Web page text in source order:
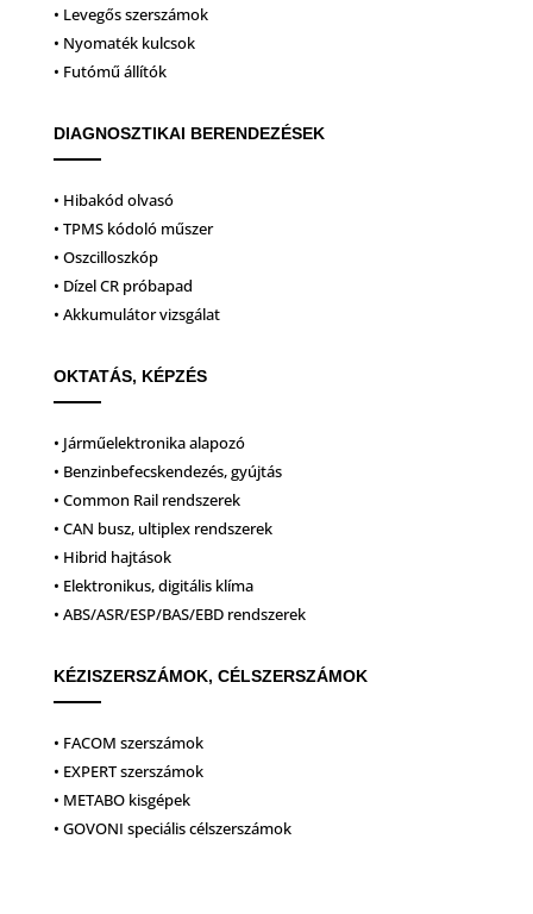
• Levegős szerszámok
• Nyomaték kulcsok
• Futómű állítók
DIAGNOSZTIKAI BERENDEZÉSEK
• Hibakód olvasó
• TPMS kódoló műszer
• Oszcilloszkóp
• Dízel CR próbapad
• Akkumulátor vizsgálat
OKTATÁS, KÉPZÉS
• Járműelektronika alapozó
• Benzinbefecskendezés, gyújtás
• Common Rail rendszerek
• CAN busz, ultiplex rendszerek
• Hibrid hajtások
• Elektronikus, digitális klíma
• ABS/ASR/ESP/BAS/EBD rendszerek
KÉZISZERSZÁMOK, CÉLSZERSZÁMOK
• FACOM szerszámok
• EXPERT szerszámok
• METABO kisgépek
• GOVONI speciális célszerszámok